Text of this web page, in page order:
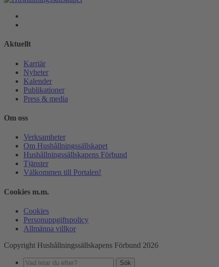
Aktuellt
Karriär
Nyheter
Kalender
Publikationer
Press & media
Om oss
Verksamheter
Om Hushållningssällskapet
Hushållningssällskapens Förbund
Tjänster
Välkommen till Portalen!
Cookies m.m.
Cookies
Personuppgiftspolicy
Allmänna villkor
Copyright Hushållningssällskapens Förbund 2026
Sök